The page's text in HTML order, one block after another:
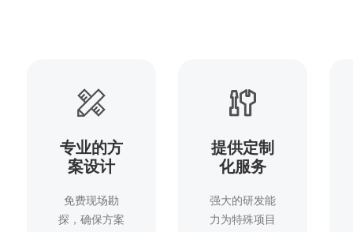
专业的方
案设计
免费现场勘
探，确保方案
提供定制
化服务
强大的研发能
力为特殊项目